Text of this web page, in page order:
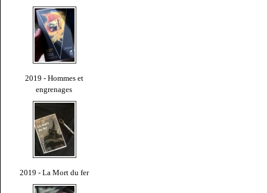
2019 - Hommes et
engrenages
2019 - La Mort du fer